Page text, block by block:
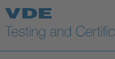
Key Topics